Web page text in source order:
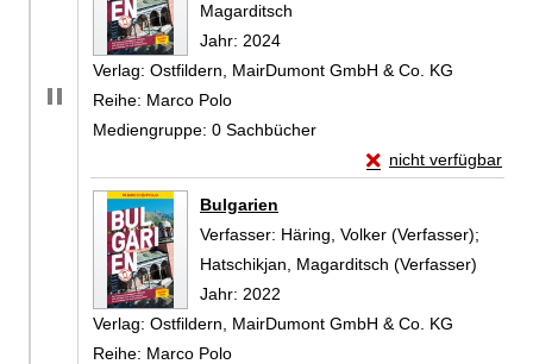
Magarditsch
Jahr: 2024
Verlag: Ostfildern, MairDumont GmbH & Co. KG
Reihe: Marco Polo
Mediengruppe: 0 Sachbücher
nicht verfügbar
Exemplar-Details
Bulgarien
Verfasser: Häring, Volker (Verfasser);
Hatschikjan, Magarditsch (Verfasser)
Jahr: 2022
Verlag: Ostfildern, MairDumont GmbH & Co. KG
Reihe: Marco Polo